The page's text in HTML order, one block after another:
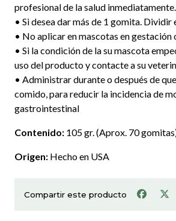
profesional de la salud inmediatamente.
• Si desea dar más de 1 gomita. Dividir
• No aplicar en mascotas en gestación
• Si la condición de la su mascota
uso del producto y contacte a su
• Administrar durante o después de
comido, para reducir la incidencia de
gastrointestinal
Contenido: 105 gr. (Aprox. 70
Origen: Hecho en USA
Compartir este producto